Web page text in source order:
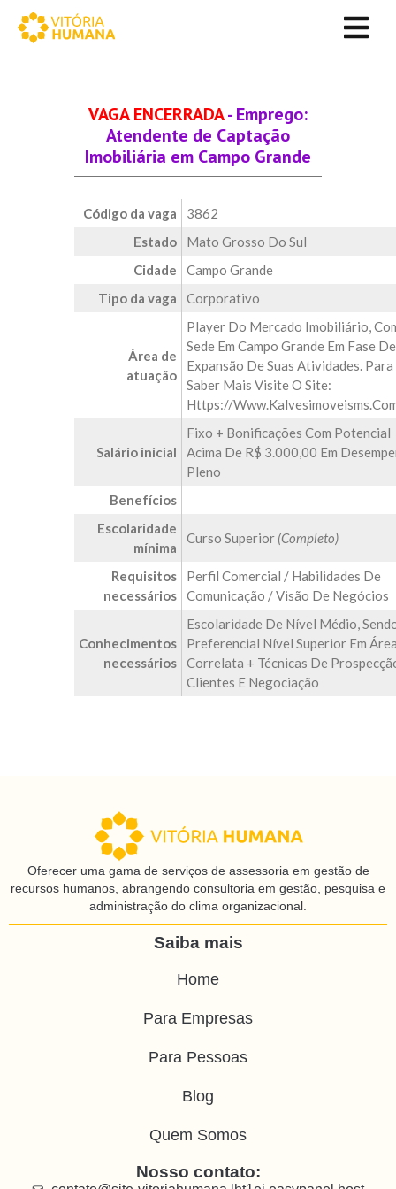
VAGA ENCERRADA- Emprego:
Atendente de Captação
Imobiliária em Campo Grande
Código da vaga
3862
Estado
Mato Grosso Do Sul
Cidade
Campo Grande
Tipo da vaga
Corporativo
Área de
atuação
Player Do Mercado Imobiliário,
Sede Em Campo Grande Em Fase De
Expansão De Suas Atividades. Para
Saber Mais Visite O Site:
Https://
Salário inicial
Fixo + Bonificações Com Potencial
Acima De R$ 3.000,00 Em
Pleno
Benefícios
Escolaridade
mínima
Curso Superior (Completo)
Requisitos
necessários
Perfil Comercial / Habilidades De
Comunicação / Visão De Negócios
Conhecimentos
necessários
Escolaridade De Nível Médio,
Preferencial Nível Superior Em
Correlata + Técnicas De
Clientes E Negociação
Oferecer uma gama de serviços de assessoria em gestão de
recursos humanos, abrangendo consultoria em gestão, pesquisa e
administração do clima organizacional.
Saiba mais
Home
Para Empresas
Para Pessoas
Blog
Quem Somos
Nosso contato: